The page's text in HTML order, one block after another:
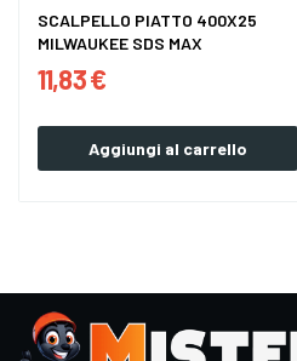
SCALPELLO PIATTO 400X25
MILWAUKEE SDS MAX
11,83 €
Aggiungi al carrello